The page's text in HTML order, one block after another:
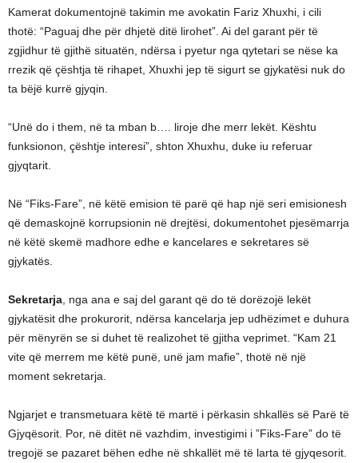
Kamerat dokumentojnë takimin me avokatin Fariz Xhuxhi, i cili
thotë: “Paguaj dhe për dhjetë ditë lirohet”. Ai del garant për të
zgjidhur të gjithë situatën, ndërsa i pyetur nga qytetari se nëse ka
rrezik që çështja të rihapet, Xhuxhi jep të sigurt se gjykatësi nuk do
ta bëjë kurrë gjyqin.
“Unë do i them, në ta mban b…. liroje dhe merr lekët. Kështu
funksionon, çështje interesi”, shton Xhuxhu, duke iu referuar
gjyqtarit.
Në “Fiks-Fare”, në këtë emision të parë që hap një seri emisionesh
që demaskojnë korrupsionin në drejtësi, dokumentohet pjesëmarrja
në këtë skemë madhore edhe e kancelares e sekretares së
gjykatës.
Sekretarja , nga ana e saj del garant që do të dorëzojë lekët
gjykatësit dhe prokurorit, ndërsa kancelarja jep udhëzimet e duhura
për mënyrën se si duhet të realizohet të gjitha veprimet. “Kam 21
vite që merrem me këtë punë, unë jam mafie”, thotë në një
moment sekretarja.
Ngjarjet e transmetuara këtë të martë i përkasin shkallës së Parë të
Gjyqësorit. Por, në ditët në vazhdim, investigimi i ”Fiks-Fare” do të
tregojë se pazaret bëhen edhe në shkallët më të larta të gjyqesorit.